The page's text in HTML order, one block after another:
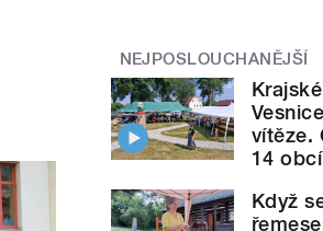
NEJPOSLOUCHANĚJŠÍ
vítěze.
14 obcí
Když